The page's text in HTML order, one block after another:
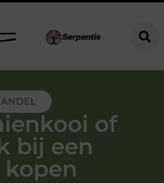
of
bij een